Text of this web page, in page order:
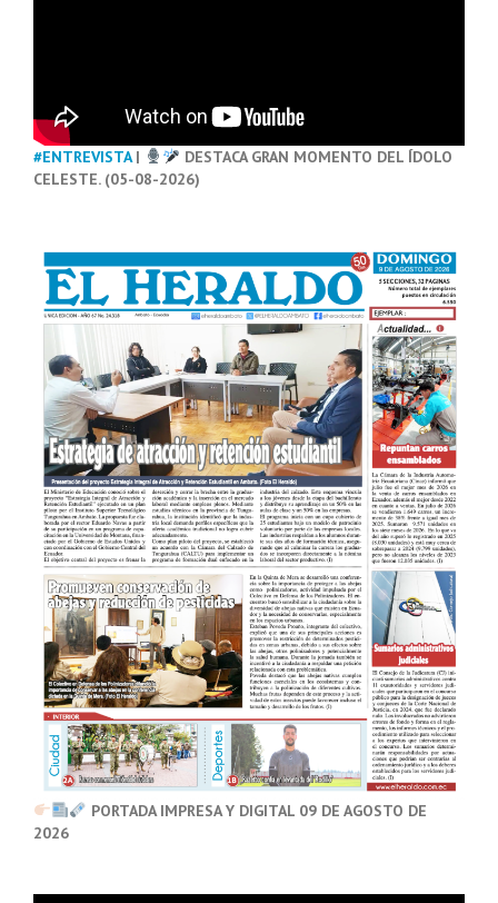
#ENTREVISTA|
DESTACA GRAN MOMENTO DEL ÍDOLO
CELESTE. (05-08-2026)
PORTADA IMPRESA Y DIGITAL 09 DE AGOSTO DE
2026